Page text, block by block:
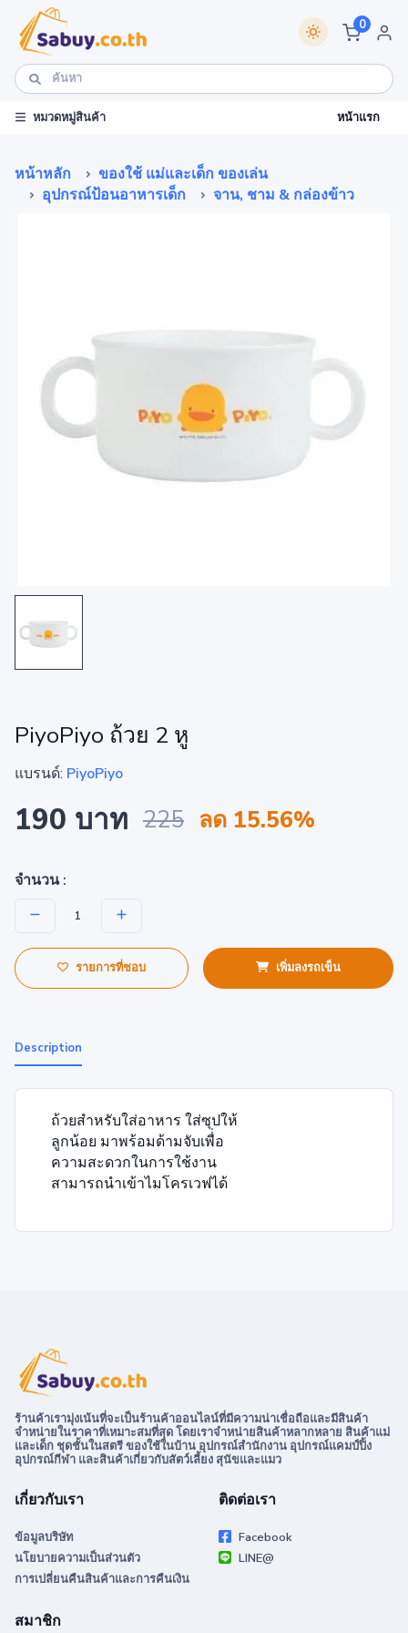
0
หมวดหมู่สินค้า หน้าแรก
หน้าหลัก
ของใช้ แม่และเด็ก ของเล่น
อุปกรณ์ป้อนอาหารเด็ก
จาน, ชาม & กล่องข้าว
PiyoPiyo ถ้วย 2 หู
แบรนด์: PiyoPiyo
190 บาท 225 ลด 15.56%
จำนวน :
รายการที่ชอบ เพิ่มลงรถเข็น
Description
ถ้วยสำหรับใส่อาหาร ใส่ซุปให้
ลูกน้อย มาพร้อมด้ามจับเพื่่อ
ความสะดวกในการใช้งาน
สามารถนำเข้าไมโครเวฟได้
ร้านค้าเรามุ่งเน้นที่จะเป็นร้านค้าออนไลน์ที่มีความน่าเชื่อถือและมีสินค้า
จำหน่ายในราคาที่เหมาะสมที่สุด โดยเราจำหน่ายสินค้าหลากหลาย สินค้าแม่
และเด็ก ชุดชั้นในสตรี ของใช้ในบ้าน อุปกรณ์สำนักงาน อุปกรณ์แคมป์ปิ้ง
อุปกรณ์กีฬา และสินค้าเกี่ยวกับสัตว์เลี้ยง สุนัขและแมว
เกี่ยวกับเรา
ข้อมูลบริษัท
นโยบายความเป็นส่วนตัว
การเปลี่ยนคืนสินค้าและการคืนเงิน
ติดต่อเรา
Facebook
LINE@
สมาชิก